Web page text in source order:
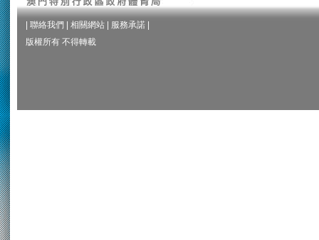
聯絡我們 相關網站 服務承諾
版權所有 不得轉載